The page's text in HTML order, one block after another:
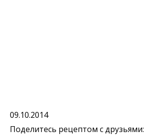
09.10.2014
Поделитесь рецептом с друзьями: